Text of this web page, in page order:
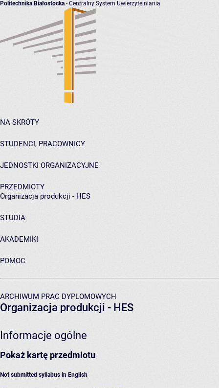
Politechnika Białostocka - Centralny System Uwierzytelniania
NA SKRÓTY
STUDENCI, PRACOWNICY
JEDNOSTKI ORGANIZACYJNE
PRZEDMIOTY
Organizacja produkcji - HES
STUDIA
AKADEMIKI
POMOC
ARCHIWUM PRAC DYPLOMOWYCH
Organizacja produkcji - HES
Informacje ogólne
Pokaż kartę przedmiotu
Not submitted syllabus in English